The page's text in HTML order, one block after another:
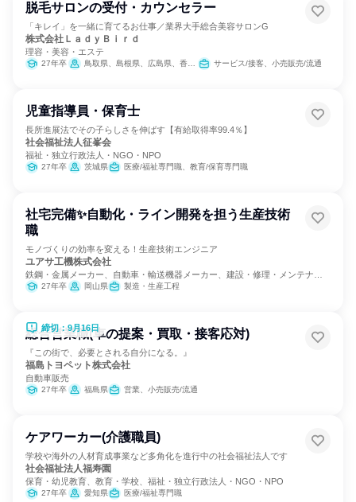
脱毛サロンの受付・カウンセラー
「キレイ」を一緒に育てるお仕事／業界大手総合美容サロンG
株式会社ＬａｄｙＢｉｒｄ
理容・美容・エステ
27年卒 鳥取県、島根県、広島県、香川県、愛媛県 サービス/接客、小売販売/流通
児童指導員・保育士
長所進展法でその子らしさを伸ばす【有給取得率99.4％】
社会福祉法人征峯会
福祉・独立行政法人・NGO・NPO
27年卒 茨城県 医療/福祉専門職、教育/保育専門職
社宅完備✨自動化・ライン開発を担う生産技術
職
モノづくりの効率を変える！生産技術エンジニア
ユアサ工機株式会社
鉄鋼・金属メーカー、自動車・輸送機器メーカー、建設・修理・メンテナン
スサービス
27年卒 岡山県 製造・生産工程
締切：9月16日
総合営業職(車の提案・買取・接客応対)
『この街で、必要とされる自分になる。』
福島トヨペット株式会社
自動車販売
27年卒 福島県 営業、小売販売/流通
ケアワーカー(介護職員)
学校や海外の人材育成事業など多角化を進行中の社会福祉法人です
社会福祉法人福寿園
保育・幼児教育、教育・学校、福祉・独立行政法人・NGO・NPO
27年卒 愛知県 医療/福祉専門職